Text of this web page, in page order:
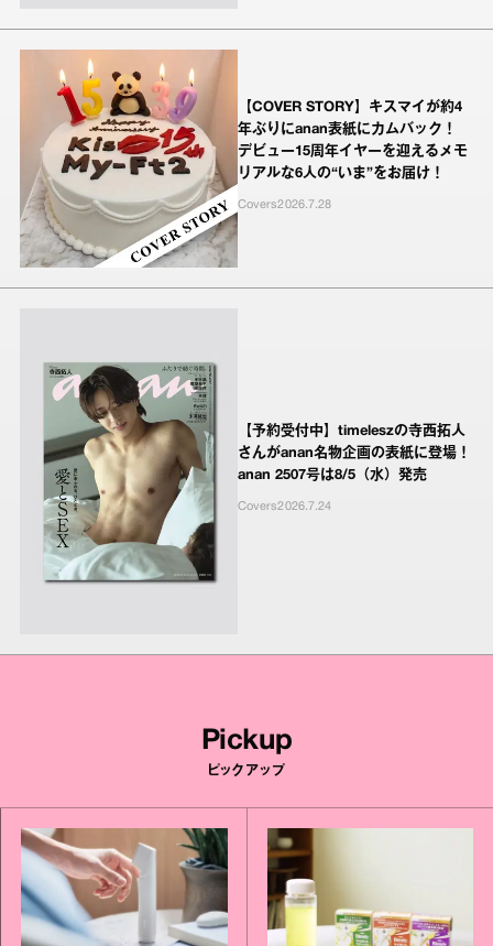
【COVER STORY】キスマイが約4
年ぶりにanan表紙にカムバック！
デビュー15周年イヤーを迎えるメモ
リアルな6人の“いま”をお届け！
Covers2026.7.28
【予約受付中】timeleszの寺西拓人
さんがanan名物企画の表紙に登場！
anan 2507号は8/5（水）発売
Covers2026.7.24
Pickup
ピックアップ